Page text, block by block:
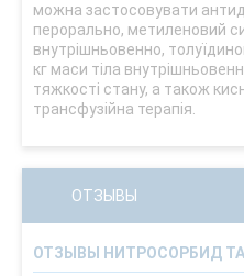
можна застосовувати
перорально, метиленовий
внутрішньовенно,
кг маси тіла
тяжкості стану, а також
трансфузійна терапія.
ОТЗЫВЫ
ОТЗЫВЫ НИТРОСОРБИД